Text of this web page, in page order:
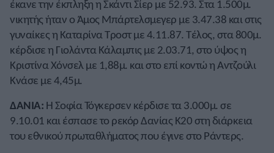
έκανε την έκπληξη η Σκάντι Σίερ με 52.93. Στα 1.500μ.
νικητής ήταν ο Άμος Μπάρτελσμεγερ με 3.47.38 και στις
γυναίκες η Καταρίνα Τροστ με 4.11.87. Τέλος, στα 800μ.
κέρδισε η Γιολάντα Κάλαμπις με 2.03.71, στο ύψος η
Κριστίνα Χόνσελ με 1,88μ. και στο επί κοντώ η Αντζούλι
Κνάσε με 4,45μ.
ΔΑΝΙΑ: Η Σοφία Τόγκερσεν κέρδισε τα 3.000μ. σε
9.10.01 και έσπασε το ρεκόρ Δανίας Κ20 στη διάρκεια
του εθνικού πρωταθλήματος που έγινε στο Ράντερς.